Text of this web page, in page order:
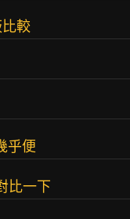
較
乎便
比一下